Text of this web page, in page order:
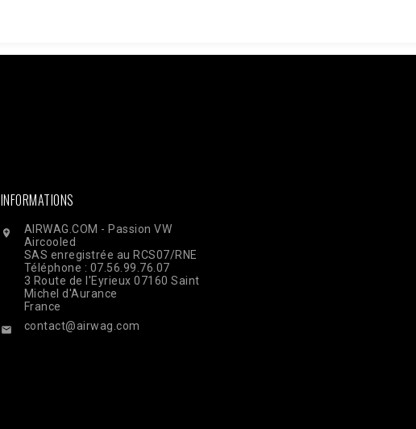
INFORMATIONS

AIRWAG.COM - Passion VW
Aircooled
SAS enregistrée au RCS07/RNE
Téléphone : 07.56.99.76.07
3 Route de l'Eyrieux 07160 Saint
Michel d'Aurance
France
 contact@airwag.com